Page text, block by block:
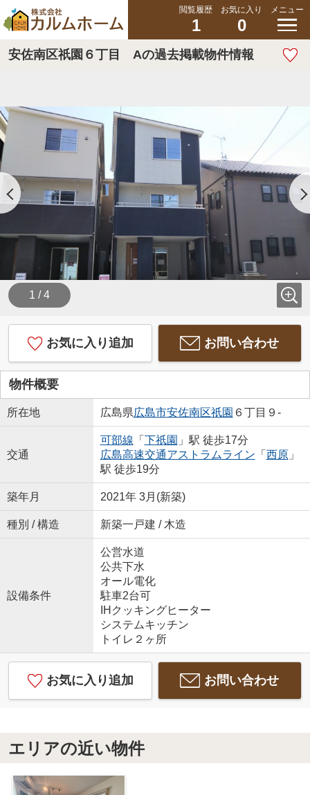
閲覧履歴
1
お気に入り
0
メニュー
安佐南区祇園６丁目 Aの過去掲載物件情報
1 / 4
お気に入り追加 お問い合わせ
物件概要
所在地 広島県広島市安佐南区祇園 ６丁目９-
交通
可部線 「 下祇園 」駅 徒歩17分
広島高速交通アストラムライン 「 西原」
駅 徒歩19分
築年月 2021年 3月(新築)
種別 / 構造 新築一戸建 / 木造
設備条件
公営水道
公共下水
オール電化
駐車2台可
IHクッキングヒーター
システムキッチン
トイレ２ヶ所
お気に入り追加 お問い合わせ
エリアの近い物件